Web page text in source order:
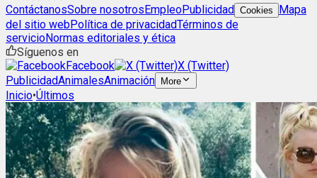
ContáctanosSobre nosotrosEmpleoPublicidad Cookies
Mapa
del sitio webPolítica de privacidadTérminos de
servicioNormas editoriales y ética
Síguenos en
Facebook
X (Twitter)
PublicidadAnimalesAnimación More
Inicio•Últimos